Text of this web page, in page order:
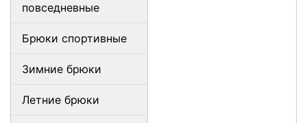
повседневные
Брюки спортивные
Зимние брюки
Летние брюки